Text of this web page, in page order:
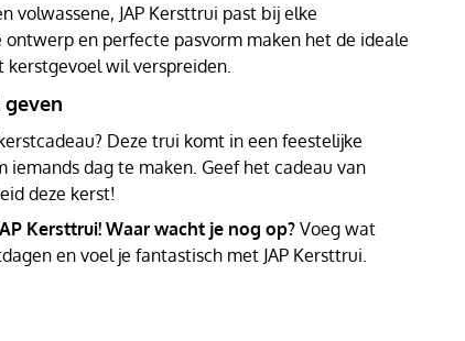
volwassene, JAP Kersttrui past bij elke
en perfecte pasvorm maken het de ideale
wil verspreiden.
Deze trui komt in een feestelijke
iemands dag te maken. Geef het cadeau van
deze kerst!
Kersttrui! Waar wacht je nog op? Voeg wat
en voel je fantastisch met JAP Kersttrui.